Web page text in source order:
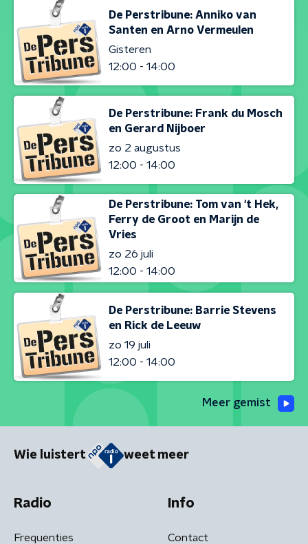
De Perstribune: Anniko van
Santen en Arno Vermeulen
Gisteren
12:00 - 14:00
De Perstribune: Frank du Mosch
en Gerard Nijboer
zo 2 augustus
12:00 - 14:00
De Perstribune: Tom van 't Hek,
Ferry de Groot en Marijn de
Vries
zo 26 juli
12:00 - 14:00
De Perstribune: Barrie Stevens
en Rick de Leeuw
zo 19 juli
12:00 - 14:00
Meer gemist
Wie luistert weet meer
Radio
Frequenties
Info
Contact